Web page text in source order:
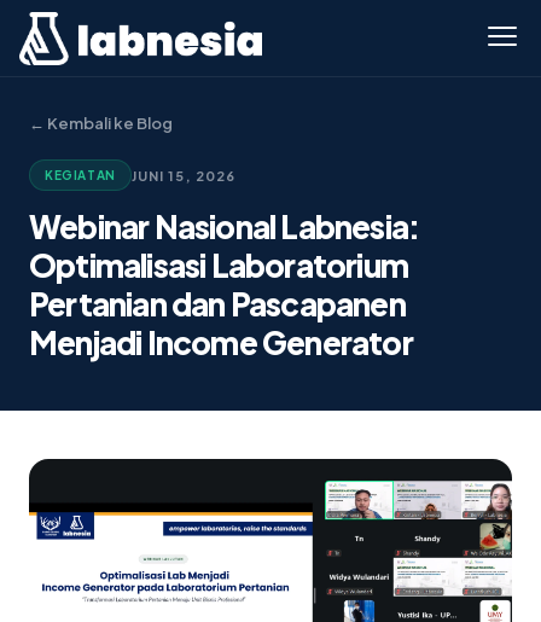
← Kembali ke Blog
KEGIATAN JUNI 15, 2026
Webinar Nasional Labnesia:
Optimalisasi Laboratorium
Pertanian dan Pascapanen
Menjadi Income Generator